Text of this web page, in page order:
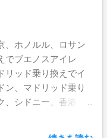
、ホノルル、ロサン
でブエノスアイレ
リッド乗り換えでイ
ン、マドリッド乗り
、シドニー、香港